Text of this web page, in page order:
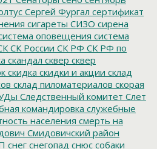
Сергей Фургал сертификат
сигареты СИЗО сирена
оповещения система
СК России СК РФ СК РФ по
скандал сквер сквер
скидка скидки и акции склад
склад пиломатериалов скорая
Следственный комитет Слет
командировка служебные
населения смерть на
Смидовичский район
снег снегопад снюс собаки